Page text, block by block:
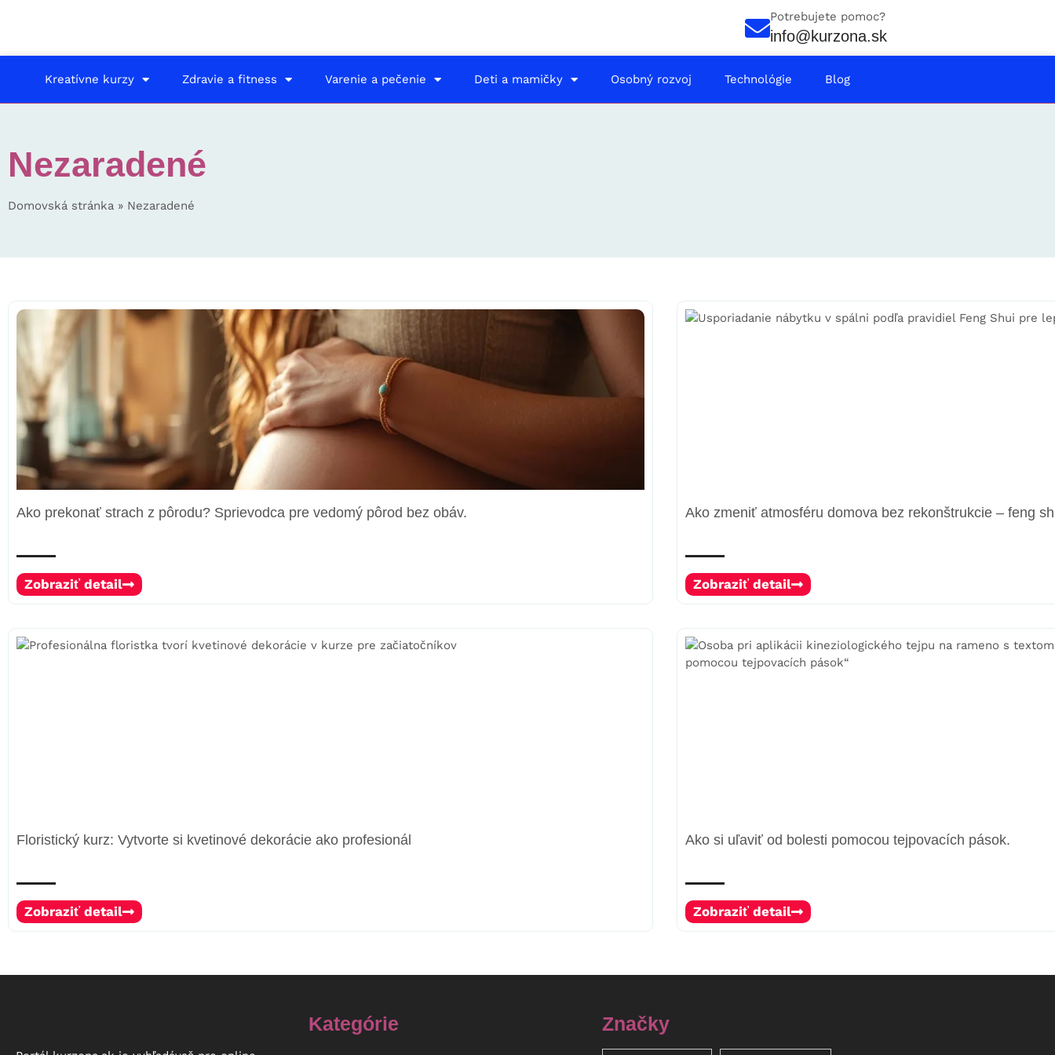
Potrebujete pomoc?
info@kurzona.sk
Kreatívne kurzy Zdravie a fitness Varenie a pečenie Deti a mamičky Osobný rozvoj Technológie Blog
Nezaradené
Domovská stránka » Nezaradené
Ako prekonať strach z pôrodu? Sprievodca pre vedomý pôrod bez obáv.
Zobraziť detail
Ako zmeniť atmosféru domova bez rekonštrukcie – feng
Zobraziť detail
Floristický kurz: Vytvorte si kvetinové dekorácie ako profesionál
Zobraziť detail
Ako si uľaviť od bolesti pomocou tejpovacích pások.
Zobraziť detail
Kategórie Značky